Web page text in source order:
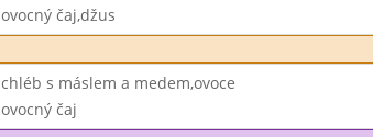
ovocný čaj,džus
chléb s máslem a medem,ovoce
ovocný čaj